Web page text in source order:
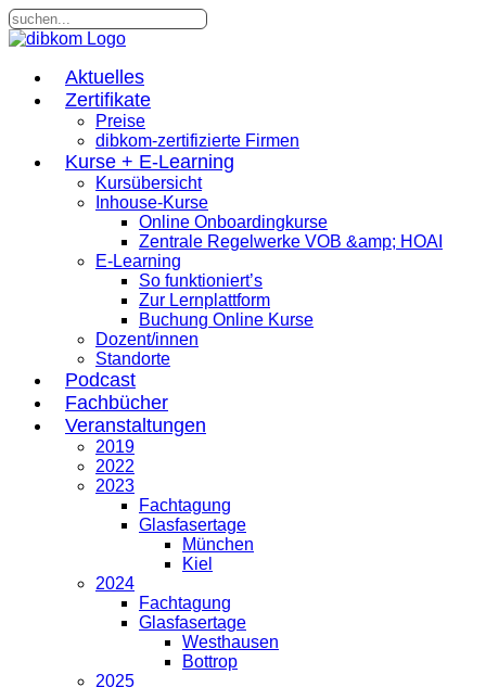
Aktuelles
Zertifikate
Preise
dibkom-zertifizierte Firmen
Kurse + E-Learning
Kursübersicht
Inhouse-Kurse
Online Onboardingkurse
Zentrale Regelwerke VOB &amp; HOAI
E-Learning
So funktioniert’s
Zur Lernplattform
Buchung Online Kurse
Dozent/innen
Standorte
Podcast
Fachbücher
Veranstaltungen
2019
2022
2023
Fachtagung
Glasfasertage
München
Kiel
2024
Fachtagung
Glasfasertage
Westhausen
Bottrop
2025